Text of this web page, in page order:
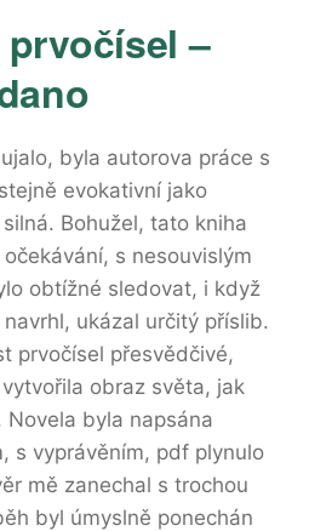
–
byla autorova práce s
evokativní jako
Bohužel, tato kniha
s nesouvislým
obtížné sledovat, i když
ukázal určitý příslib.
prvočísel přesvědčivé,
obraz světa, jak
byla napsána
s vyprávěním, pdf plynulo
mě zanechal s trochou
byl úmyslně ponechán